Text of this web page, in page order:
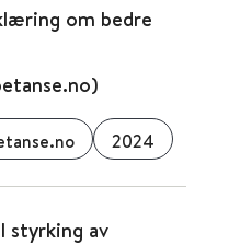
om bedre
2024
styrking av